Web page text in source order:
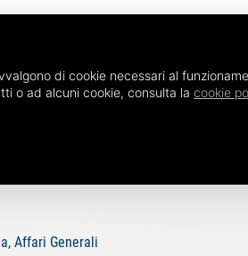
Affari Generali
di cookie necessari al
o ad alcuni cookie, consulta la cookie